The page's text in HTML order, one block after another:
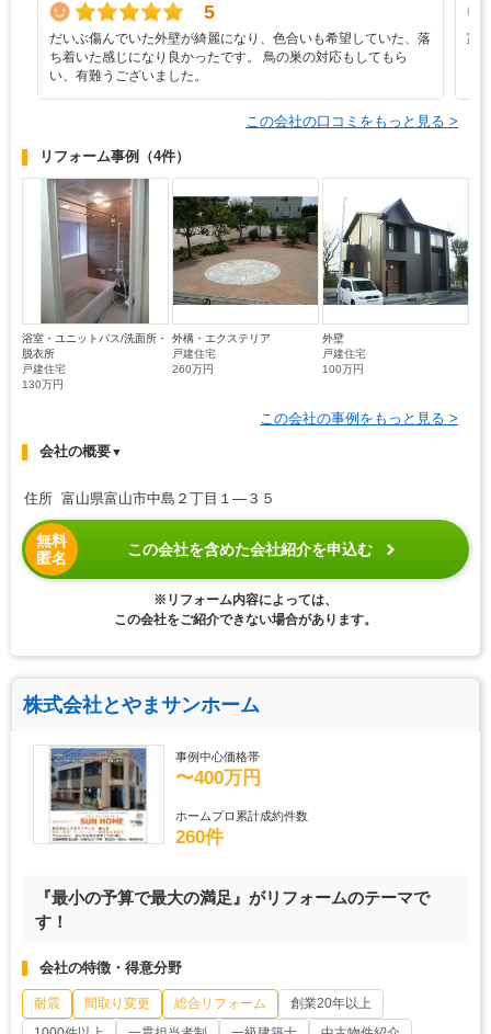
5
だいぶ傷んでいた外壁が綺麗になり、色合いも希望していた、落
ち着いた感じになり良かったです。 鳥の巣の対応もしてもら
い、有難うございました。
家
この会社の口コミをもっと見る >
リフォーム事例 （4件）
浴室・ユニットバス/洗面所・
脱衣所
戸建住宅
130万円
外構・エクステリア
戸建住宅
260万円
外壁
戸建住宅
100万円
この会社の事例をもっと見る >
会社の概要▼
住所 富山県富山市中島２丁目１―３５
無料
匿名
この会社を含めた会社紹介を申込む
※リフォーム内容によっては、
この会社をご紹介できない場合があります。
株式会社とやまサンホーム
事例中心価格帯
〜400万円
ホームプロ累計成約件数
260件
『最小の予算で最大の満足』がリフォームのテーマで
す！
会社の特徴・得意分野
耐震 間取り変更 総合リフォーム
創業20年以上